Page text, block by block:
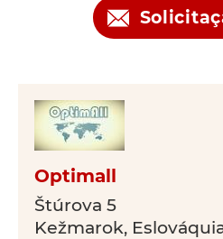
Optimall
Štúrova 5
Kežmarok,